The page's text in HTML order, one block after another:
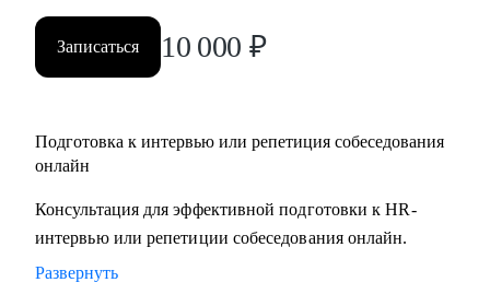
Записаться 10 000 ₽
Подготовка к интервью или репетиция собеседования
онлайн
Консультация для эффективной подготовки к HR-
интервью или репетиции собеседования онлайн.
Развернуть